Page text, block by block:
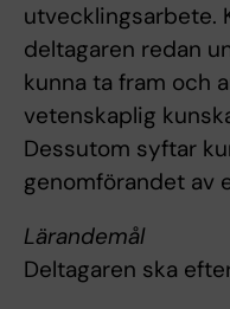
utvecklingsarbete.
deltagaren redan
kunna ta fram och
vetenskaplig
Dessutom syftar
genomförandet av
Lärandemål
Deltagaren ska